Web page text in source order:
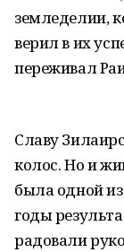
земледелии,
верил в их
переживал
Славу
колос. Но и
была одной
годы
радовали